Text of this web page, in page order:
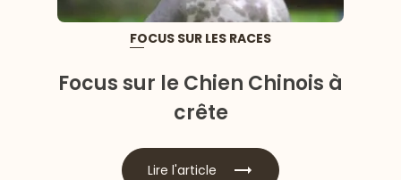
FOCUS SUR LES RACES
Focus sur le Chien Chinois à
crête
Lire l'article